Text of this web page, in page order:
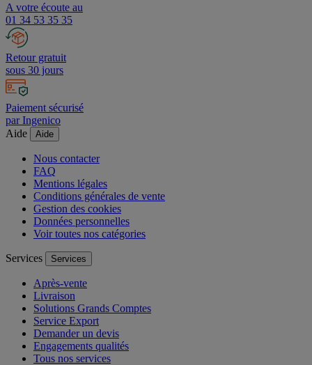
A votre écoute au
01 34 53 35 35
Retour gratuit
sous 30 jours
Paiement sécurisé
par Ingenico
Aide
Aide
Nous contacter
FAQ
Mentions légales
Conditions générales de vente
Gestion des cookies
Données personnelles
Voir toutes nos catégories
Services Services
Après-vente
Livraison
Solutions Grands Comptes
Service Export
Demander un devis
Engagements qualités
Tous nos services